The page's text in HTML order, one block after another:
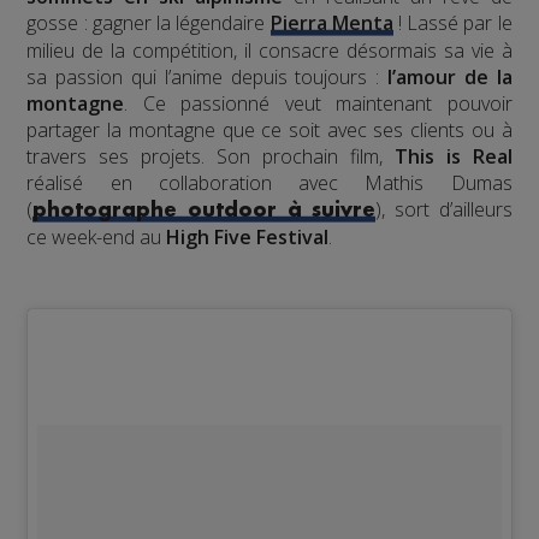
gosse : gagner la légendaire Pierra Menta! Lassé par le
milieu de la compétition, il consacre désormais sa vie à
sa passion qui l’anime depuis toujours : l’amour de la
montagne. Ce passionné veut maintenant pouvoir
partager la montagne que ce soit avec ses clients ou à
travers ses projets. Son prochain film, This is Real
réalisé en collaboration avec Mathis Dumas
(photographe outdoor à suivre), sort d’ailleurs
ce week-end au High Five Festival.